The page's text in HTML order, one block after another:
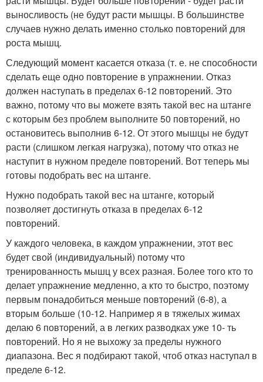
выносливость (не будут расти мышцы. В большинстве
случаев нужно делать именно столько повторений для
роста мышц.
Следующий момент касается отказа (т. е. не способности
сделать еще одно повторение в упражнении. Отказ
должен наступать в пределах 6-12 повторений. Это
важно, потому что вы можете взять такой вес на штанге
с которым без проблем выполните 50 повторений, но
остановитесь выполнив 6-12. От этого мышцы не будут
расти (слишком легкая нагрузка), потому что отказ не
наступит в нужном пределе повторений. Вот теперь мы
готовы подобрать вес на штанге.
Нужно подобрать такой вес на штанге, который
позволяет достигнуть отказа в пределах 6-12
повторений.
У каждого человека, в каждом упражнении, этот вес
будет свой (индивидуальный) потому что
тренированность мышц у всех разная. Более того кто то
делает упражнение медленно, а кто то быстро, поэтому
первым понадобиться меньше повторений (6-8), а
вторым больше (10-12. Например я в тяжелых жимах
делаю 6 повторений, а в легких разводках уже 10- ть
повторений. Но я не выхожу за пределы нужного
диапазона. Вес я подбирают такой, чтоб отказ наступал в
пределе 6-12.